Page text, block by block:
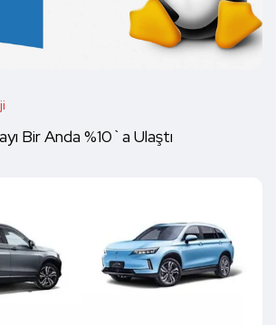
Bir Anda %10`a Ulaştı